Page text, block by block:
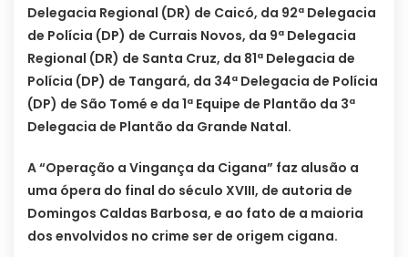
Delegacia Regional (DR) de Caicó, da 92ª Delegacia
de Polícia (DP) de Currais Novos, da 9ª Delegacia
Regional (DR) de Santa Cruz, da 81ª Delegacia de
Polícia (DP) de Tangará, da 34ª Delegacia de Polícia
(DP) de São Tomé e da 1ª Equipe de Plantão da 3ª
Delegacia de Plantão da Grande Natal.
A “Operação a Vingança da Cigana” faz alusão a
uma ópera do final do século XVIII, de autoria de
Domingos Caldas Barbosa, e ao fato de a maioria
dos envolvidos no crime ser de origem cigana.